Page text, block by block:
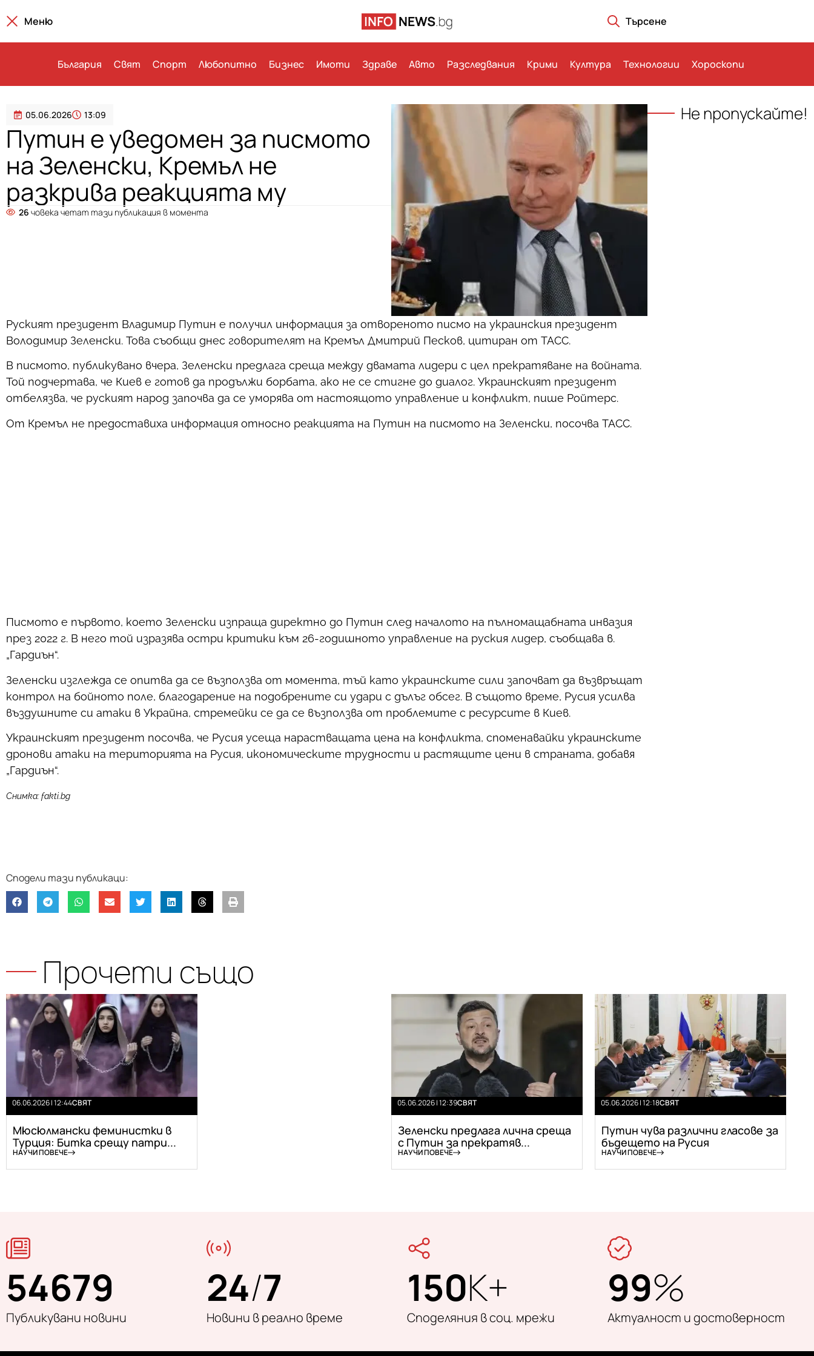
Меню Търсене
България Свят Спорт Любопитно Бизнес Имоти Здраве Авто Разследвания Крими Култура Технологии Хороскопи
05.06.2026 13:09
Путин е уведомен за писмото
на Зеленски, Кремъл не
разкрива реакцията му
26 човека четат тази публикация в момента
Руският президент Владимир Путин е получил информация за отвореното писмо на украинския президент
Володимир Зеленски. Това съобщи днес говорителят на Кремъл Дмитрий Песков, цитиран от ТАСС.
В писмото, публикувано вчера, Зеленски предлага среща между двамата лидери с цел прекратяване на войната.
Той подчертава, че Киев е готов да продължи борбата, ако не се стигне до диалог. Украинският президент
отбелязва, че руският народ започва да се уморява от настоящото управление и конфликт, пише Ройтерс.
От Кремъл не предоставиха информация относно реакцията на Путин на писмото на Зеленски, посочва ТАСС.
Писмото е първото, което Зеленски изпраща директно до Путин след началото на пълномащабната инвазия
през 2022 г. В него той изразява остри критики към 26-годишното управление на руския лидер, съобщава в.
„Гардиън“.
Зеленски изглежда се опитва да се възползва от момента, тъй като украинските сили започват да възвръщат
контрол на бойното поле, благодарение на подобрените си удари с дълъг обсег. В същото време, Русия усилва
въздушните си атаки в Украйна, стремейки се да се възползва от проблемите с ресурсите в Киев.
Украинският президент посочва, че Русия усеща нарастващата цена на конфликта, споменавайки украинските
дронови атаки на територията на Русия, икономическите трудности и растящите цени в страната, добавя
„Гардиън“.
Снимка: fakti.bg
Не пропускайте!
Прочети също
06.06.2026 | 12:44СВЯТ
Мюсюлмански феминистки в
Турция: Битка срещу патри...
НАУЧИ ПОВЕЧЕ
05.06.2026 | 12:39СВЯТ
Зеленски предлага лична среща
с Путин за прекратяв...
НАУЧИ ПОВЕЧЕ
05.06.2026 | 12:18СВЯТ
Путин чува различни гласове за
бъдещето на Русия
НАУЧИ ПОВЕЧЕ
54679
Публикувани новини
24/7
Новини в реално време
150K+
Споделяния в соц. мрежи
99%
Актуалност и достоверност